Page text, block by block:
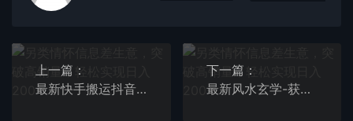
上一篇：
最新快手搬运抖音作品脚本，实时监控一键搬运轻松原创【软件+详细教程】
下一篇：
最新风水玄学-获客术，9种精准引流绝技（专题课）